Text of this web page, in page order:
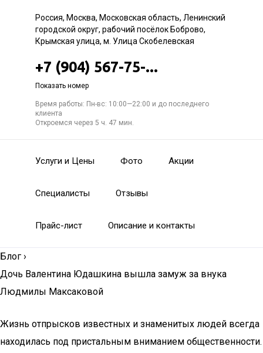
Россия, Москва, Московская область, Ленинский
городской округ, рабочий посёлок Боброво,
Крымская улица, м. Улица Скобелевская
+7 (904) 567-75-...
Показать номер
Время работы: Пн-вс: 10:00—22:00 и до последнего
клиента
Откроемся через 5 ч. 47 мин.
Услуги и Цены Фото Акции
Специалисты Отзывы
Прайс-лист Описание и контакты
Блог ›
Дочь Валентина Юдашкина вышла замуж за внука
Людмилы Максаковой
Жизнь отпрысков известных и знаменитых людей всегда
находилась под пристальным вниманием общественности.